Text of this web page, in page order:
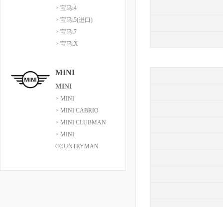
> 宝马i4
> 宝马i5(进口)
> 宝马i7
> 宝马iX
MINI
MINI
> MINI
> MINI CABRIO
> MINI CLUBMAN
> MINI
COUNTRYMAN